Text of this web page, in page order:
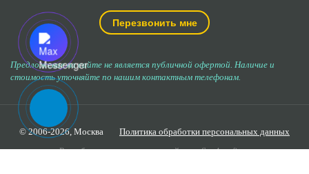
Перезвонить мне
Предложение на сайте не является публичной офертой. Наличие и
стоимость уточняйте по нашим контактным телефонам.
© 2006-2026, Москва
Политика обработки персональных данных
Разработка и продвижение сайта — Seo4profit.ru